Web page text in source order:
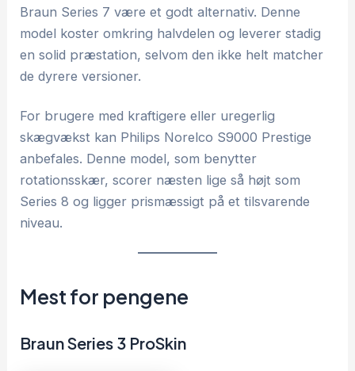
Braun Series 7 være et godt alternativ. Denne
model koster omkring halvdelen og leverer stadig
en solid præstation, selvom den ikke helt matcher
de dyrere versioner.
For brugere med kraftigere eller uregerlig
skægvækst kan Philips Norelco S9000 Prestige
anbefales. Denne model, som benytter
rotationsskær, scorer næsten lige så højt som
Series 8 og ligger prismæssigt på et tilsvarende
niveau.
Mest for pengene
Braun Series 3 ProSkin